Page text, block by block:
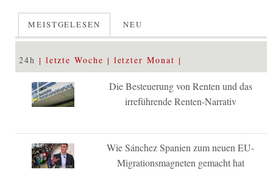
MEISTGELESEN NEU
24h letzte Woche letzter Monat
Die Besteuerung von Renten und das
irreführende Renten-Narrativ
Wie Sánchez Spanien zum neuen EU-
Migrationsmagneten gemacht hat